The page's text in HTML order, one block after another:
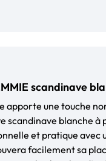
scandinave
apporte une touche
scandinave blanche à
et pratique avec
facilement sa